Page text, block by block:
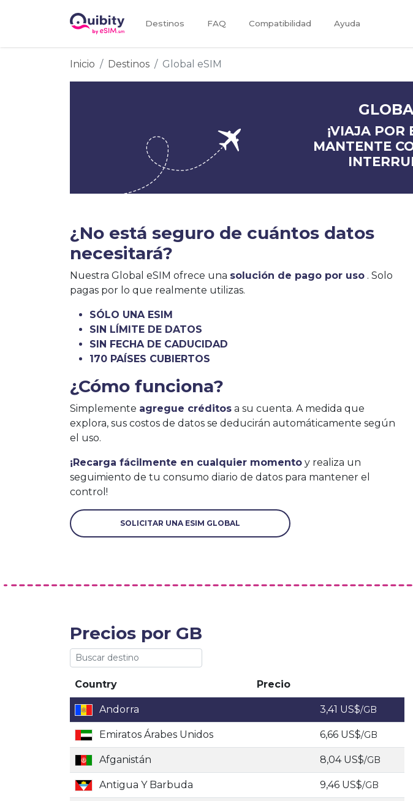
Destinos FAQ Compatibilidad Ayuda
Inicio Destinos Global eSIM
¡VIAJA POR
MANTENTE
¿No está seguro de cuántos datos
necesitará?
Nuestra Global eSIM ofrece una solución de pago por uso . Solo
pagas por lo que realmente utilizas.
SÓLO UNA ESIM
SIN LÍMITE DE DATOS
SIN FECHA DE CADUCIDAD
170 PAÍSES CUBIERTOS
¿Cómo funciona?
Simplemente agregue créditos a su cuenta. A medida que
explora, sus costos de datos se deducirán automáticamente según
el uso.
¡Recarga fácilmente en cualquier momento y realiza un
seguimiento de tu consumo diario de datos para mantener el
control!
SOLICITAR UNA ESIM GLOBAL
Precios por GB
Country Precio
Andorra 3,41 US$/GB
Emiratos Árabes Unidos 6,66 US$/GB
Afganistán 8,04 US$/GB
Antigua Y Barbuda 9,46 US$/GB